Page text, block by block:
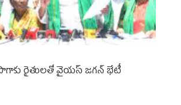
రైతులతో వైయస్ జగన్ భేటీ